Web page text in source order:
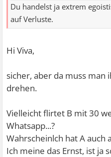
Du handelst ja extrem
auf Verluste.
Hi Viva,
sicher, aber da muss man
drehen.
Vielleicht flirtet B mit 30
Whatsapp...?
Wahrscheinlch hat A auch
Ich meine das Ernst, ist ja